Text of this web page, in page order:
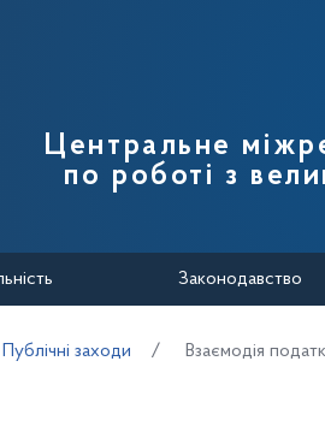
Державної
Центральне
по роботі з
Законодавство
Публічні заходи Взаємодія